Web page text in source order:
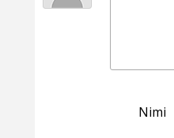
Nimi